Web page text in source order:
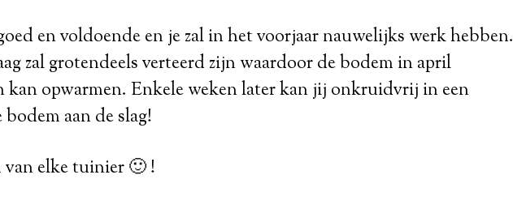
en voldoende en je zal in het voorjaar nauwelijks werk hebben.
zal grotendeels verteerd zijn waardoor de bodem in april
opwarmen. Enkele weken later kan jij onkruidvrij in een
aan de slag!
elke tuinier 🙂 !